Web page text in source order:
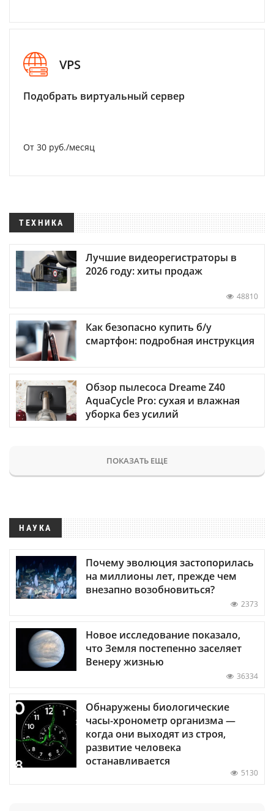
VPS
Подобрать виртуальный сервер
От 30 руб./месяц
ТЕХНИКА
Лучшие видеорегистраторы в
2026 году: хиты продаж
48810
Как безопасно купить б/у
смартфон: подробная инструкция
Обзор пылесоса Dreame Z40
AquaCycle Pro: сухая и влажная
уборка без усилий
ПОКАЗАТЬ ЕЩЕ
НАУКА
Почему эволюция застопорилась
на миллионы лет, прежде чем
внезапно возобновиться?
2373
Новое исследование показало,
что Земля постепенно заселяет
Венеру жизнью
36334
Обнаружены биологические
часы-хронометр организма —
когда они выходят из строя,
развитие человека
останавливается
5130